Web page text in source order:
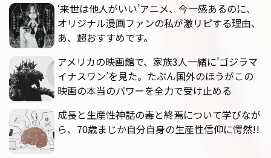
‘来世は他人がいい’アニメ、今一感あるのに、
オリジナル漫画ファンの私が激リピする理由、
あ、超おすすめです。
アメリカの映画館で、家族3人一緒に’ゴジラマ
イナスワン’を見た。たぶん国外のほうがこの
映画の本当のパワーを全力で受け止める
成長と生産性神話の毒と終焉について学びなが
ら、70歳まじか自分自身の生産性信仰に愕然!!